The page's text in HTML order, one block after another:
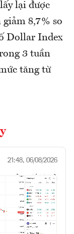
lại được
8,7% so
Dollar Index
3 tuần
tăng từ
21:48, 06/08/2026